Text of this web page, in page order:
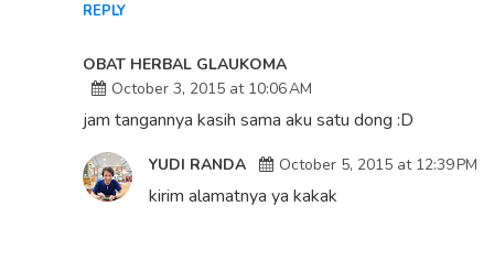
REPLY
OBAT HERBAL GLAUKOMA
October 3, 2015 at 10:06 AM
jam tangannya kasih sama aku satu dong :D
YUDI RANDA October 5, 2015 at 12:39 PM
kirim alamatnya ya kakak